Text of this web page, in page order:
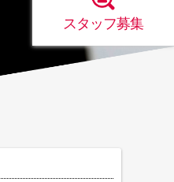
スタッフ募集